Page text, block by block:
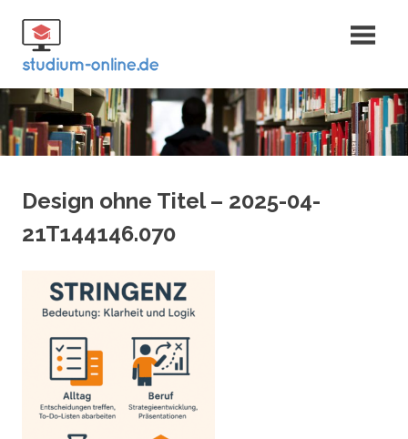
Inhalt
springen
Fernstudium
und Bachelor
Design ohne Titel – 2025-04-
21T144146.070